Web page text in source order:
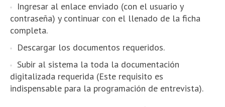
Ingresar al enlace enviado (con el usuario y
contraseña) y continuar con el llenado de la ficha
completa.
Descargar los documentos requeridos.
Subir al sistema la toda la documentación
digitalizada requerida (Este requisito es
indispensable para la programación de entrevista).